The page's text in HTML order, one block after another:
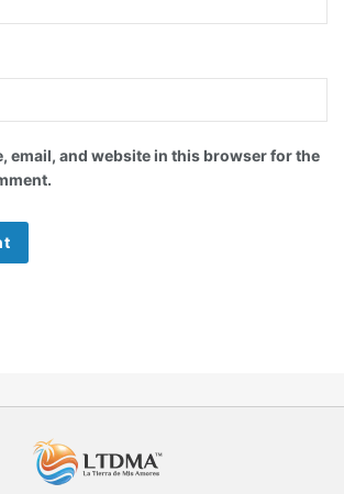
email, and website in this browser for the